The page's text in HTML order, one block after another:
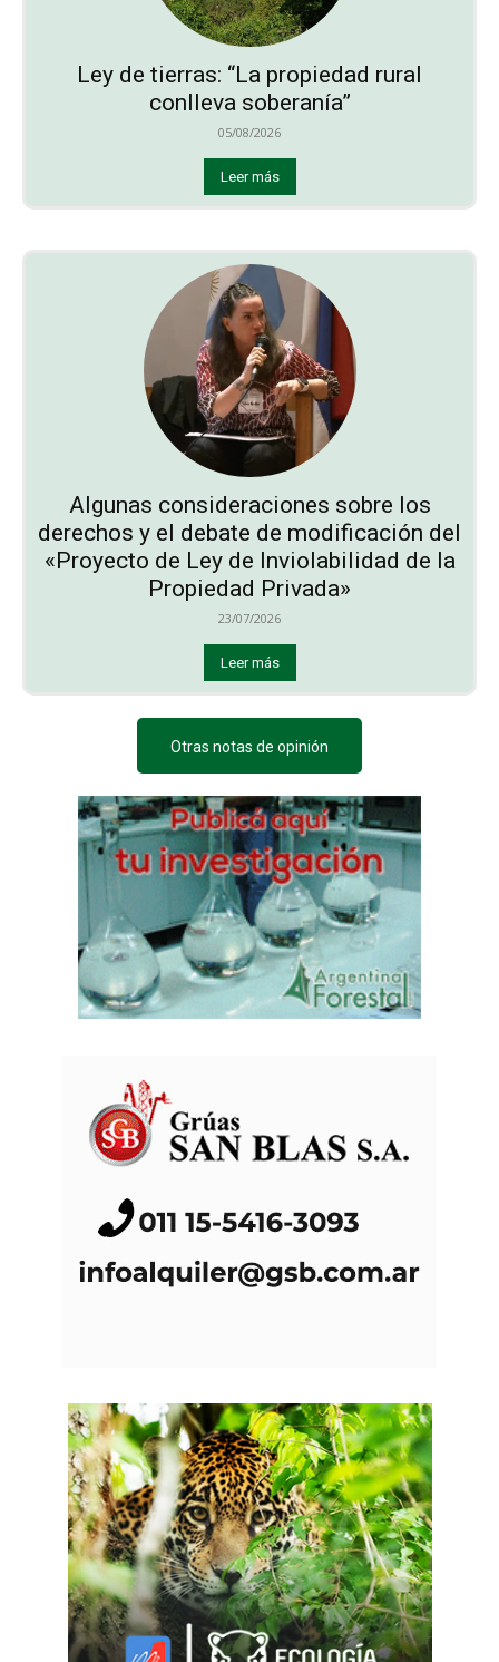
Ley de tierras: “La propiedad rural
conlleva soberanía”
05/08/2026
Leer más
Algunas consideraciones sobre los
derechos y el debate de modificación del
«Proyecto de Ley de Inviolabilidad de la
Propiedad Privada»
23/07/2026
Leer más
Otras notas de opinión